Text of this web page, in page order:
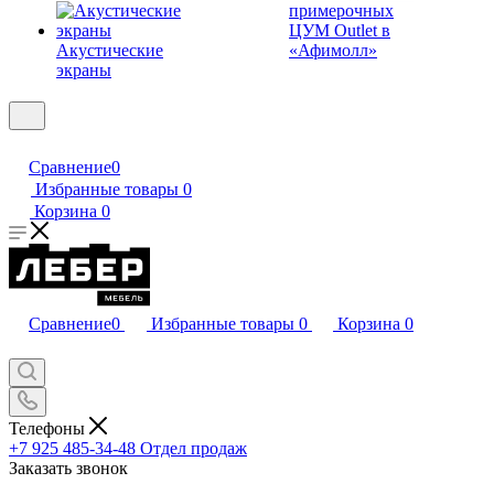
Акустические
экраны
примерочных
ЦУМ Outlet в
«Афимолл»
Сравнение0
Избранные товары 0
Корзина 0
Сравнение0 Избранные товары 0 Корзина 0
Телефоны
+7 925 485-34-48 Отдел продаж
Заказать звонок